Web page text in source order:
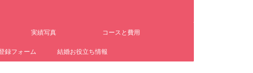
実績写真 コースと費用
録フォーム 結婚お役立ち情報